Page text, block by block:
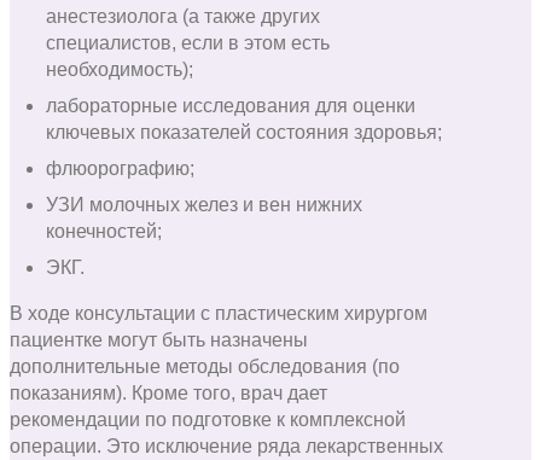
анестезиолога (а также других
специалистов, если в этом есть
необходимость);
лабораторные исследования для оценки
ключевых показателей состояния здоровья;
флюорографию;
УЗИ молочных желез и вен нижних
конечностей;
ЭКГ.
В ходе консультации с пластическим хирургом
пациентке могут быть назначены
дополнительные методы обследования (по
показаниям). Кроме того, врач дает
рекомендации по подготовке к комплексной
операции. Это исключение ряда лекарственных